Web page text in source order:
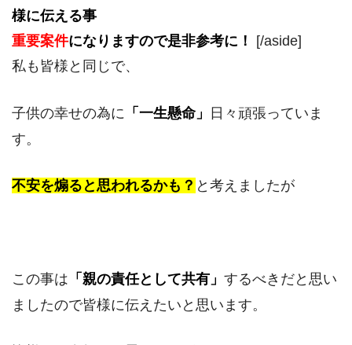
様に伝える事
重要案件になりますので是非参考に！
[/aside]
私も皆様と同じで、
子供の幸せの為に 「一生懸命」
日々頑張っていま
す。
不安を煽ると思われるかも？ と考えましたが
この事は 「 親の責任として共有」 するべきだと思い
ましたので皆様に伝えたいと思います。